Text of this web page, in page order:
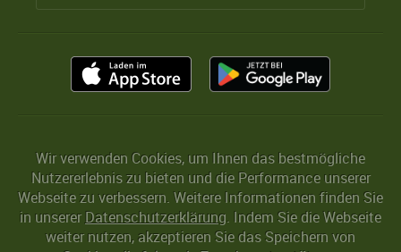
Wir verwenden Cookies, um Ihnen das bestmögliche
Nutzererlebnis zu bieten und die Performance unserer
Webseite zu verbessern. Weitere Informationen finden Sie
in unserer Datenschutzerklärung. Indem Sie die Webseite
weiter nutzen, akzeptieren Sie das Speichern von